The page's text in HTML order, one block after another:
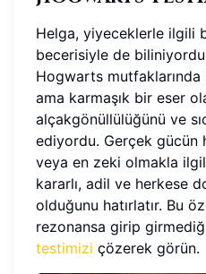
Helga, yiyeceklerle ilgili
becerisiyle de
Hogwarts mutfaklarında
ama karmaşık bir eser
alçakgönüllülüğünü ve
ediyordu. Gerçek gücün
veya en zeki olmakla
kararlı, adil ve herkese
olduğunu hatırlatır. Bu
rezonansa girip
testimizi çözerek görün.